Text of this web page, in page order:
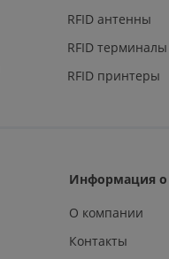
RFID антенны
RFID
RFID принтеры
Информация о
О компании
Контакты